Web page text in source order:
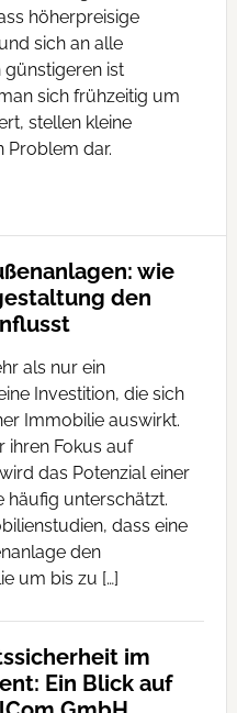
höherpreisige
sich an alle
günstigeren ist
sich frühzeitig um
stellen kleine
Problem dar.
wie
den
als nur ein
Investition, die sich
Immobilie auswirkt.
ihren Fokus auf
das Potenzial einer
häufig unterschätzt.
dass eine
den
um bis zu […]
im
Ein Blick auf